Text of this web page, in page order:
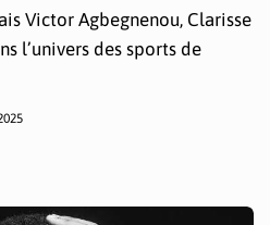
Victor Agbegnenou, Clarisse
l’univers des sports de